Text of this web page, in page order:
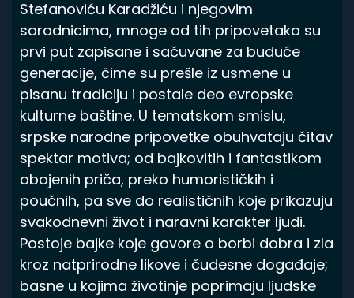
Stefanoviću Karadžiću i njegovim
saradnicima, mnoge od tih pripovetaka su
prvi put zapisane i sačuvane za buduće
generacije, čime su prešle iz usmene u
pisanu tradiciju i postale deo evropske
kulturne baštine. U tematskom smislu,
srpske narodne pripovetke obuhvataju čitav
spektar motiva; od bajkovitih i fantastikom
obojenih priča, preko humorističkih i
poučnih, pa sve do realističnih koje prikazuju
svakodnevni život i naravni karakter ljudi.
Postoje bajke koje govore o borbi dobra i zla
kroz natprirodne likove i čudesne događaje;
basne u kojima životinje poprimaju ljudske